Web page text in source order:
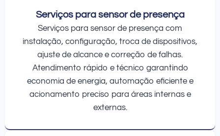
Serviços para sensor de presença
Serviços para sensor de presença com
instalação, configuração, troca de dispositivos,
ajuste de alcance e correção de falhas.
Atendimento rápido e técnico garantindo
economia de energia, automação eficiente e
acionamento preciso para áreas internas e
externas.